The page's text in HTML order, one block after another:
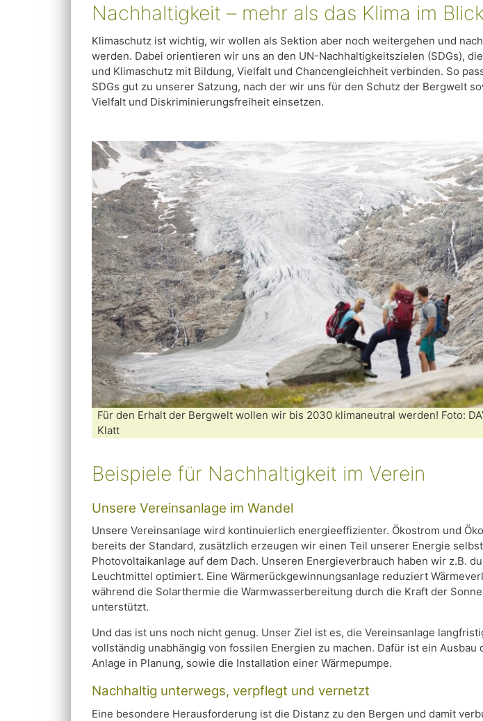
Nachhaltigkeit – mehr als das Klima im
Klimaschutz ist wichtig, wir wollen als Sektion aber noch weitergehen und
werden. Dabei orientieren wir uns an den UN-Nachhaltigkeitszielen (SDGs),
und Klimaschutz mit Bildung, Vielfalt und Chancengleichheit verbinden. So
SDGs gut zu unserer Satzung, nach der wir uns für den Schutz der Bergwelt
Vielfalt und Diskriminierungsfreiheit einsetzen.
Für den Erhalt der Bergwelt wollen wir bis 2030 klimaneutral werden! Foto:
Klatt
Beispiele für Nachhaltigkeit im Verein
Unsere Vereinsanlage im Wandel
Unsere Vereinsanlage wird kontinuierlich energieeffizienter. Ökostrom und
bereits der Standard, zusätzlich erzeugen wir einen Teil unserer Energie
Photovoltaikanlage auf dem Dach. Unseren Energieverbrauch haben wir z.B.
Leuchtmittel optimiert. Eine Wärmerückgewinnungsanlage reduziert
während die Solarthermie die Warmwasserbereitung durch die Kraft der Sonne
unterstützt.
Und das ist uns noch nicht genug. Unser Ziel ist es, die Vereinsanlage
vollständig unabhängig von fossilen Energien zu machen. Dafür ist ein Ausbau
Anlage in Planung, sowie die Installation einer Wärmepumpe.
Nachhaltig unterwegs, verpflegt und vernetzt
Eine besondere Herausforderung ist die Distanz zu den Bergen und damit